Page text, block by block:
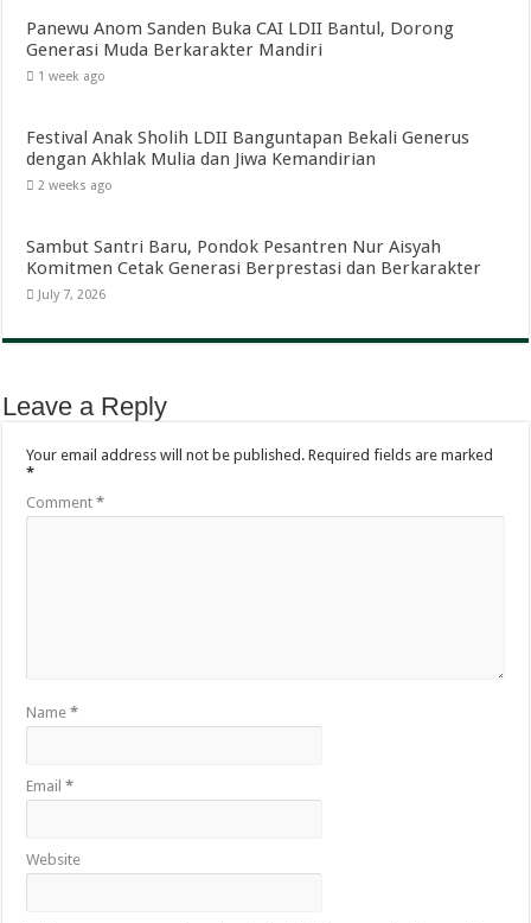
Panewu Anom Sanden Buka CAI LDII Bantul, Dorong
Generasi Muda Berkarakter Mandiri
1 week ago
Festival Anak Sholih LDII Banguntapan Bekali Generus
dengan Akhlak Mulia dan Jiwa Kemandirian
2 weeks ago
Sambut Santri Baru, Pondok Pesantren Nur Aisyah
Komitmen Cetak Generasi Berprestasi dan Berkarakter
July 7, 2026
Leave a Reply
Your email address will not be published. Required fields are marked
*
Comment*
Name*
Email*
Website